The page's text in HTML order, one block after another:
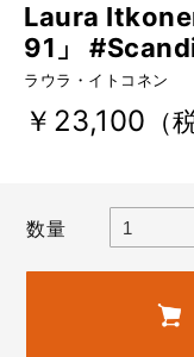
Laura
91」
ラウラ・イトコネン
￥23,100 （
数量